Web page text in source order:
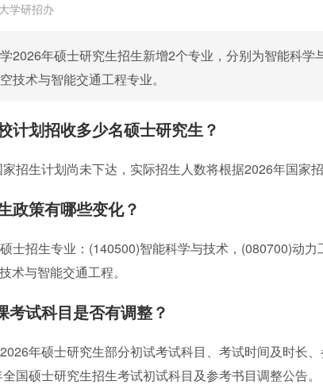
学研招办
2026年硕士研究生招生新增2个专业，分别为智能科
技术与智能交通工程专业。
计划招收多少名硕士研究生？
招生计划尚未下达，实际招生人数将根据2026年国家
政策有哪些变化？
士招生专业：(140500)智能科学与技术，(080700)动
术与智能交通工程。
考试科目是否有调整？
年硕士研究生部分初试考试科目、考试时间及时长
国硕士研究生招生考试初试科目及参考书目调整公告。